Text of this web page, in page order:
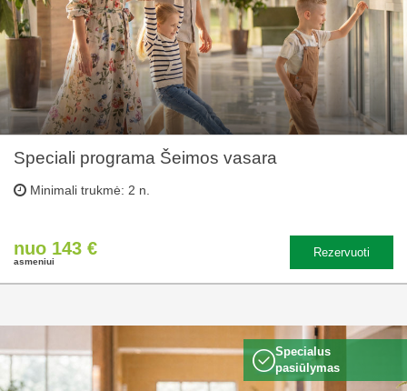
Speciali programa Šeimos vasara
Minimali trukmė: 2 n.
nuo 143 €
asmeniui
Rezervuoti
Specialus
pasiūlymas